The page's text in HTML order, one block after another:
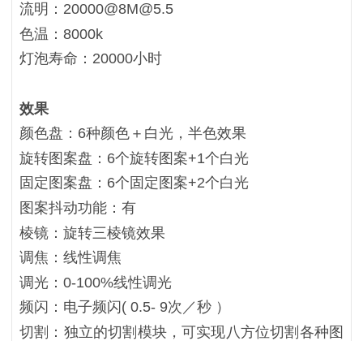
流明：20000@8M@5.5
色温：8000k
灯泡寿命：20000小时
效果
颜色盘：6种颜色＋白光，半色效果
旋转图案盘：6个旋转图案+1个白光
固定图案盘：6个固定图案+2个白光
图案抖动功能：有
棱镜：旋转三棱镜效果
调焦：线性调焦
调光：0-100%线性调光
频闪：电子频闪( 0.5- 9次／秒 ）
切割：独立的切割模块，可实现八方位切割各种图